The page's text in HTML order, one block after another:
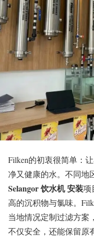
Filken的初衷很简单：
净又健康的水。不同地
Selangor 饮水机 安装项
高的沉积物与氯味。
当地情况定制过滤方案
不仅安全，还能保留原